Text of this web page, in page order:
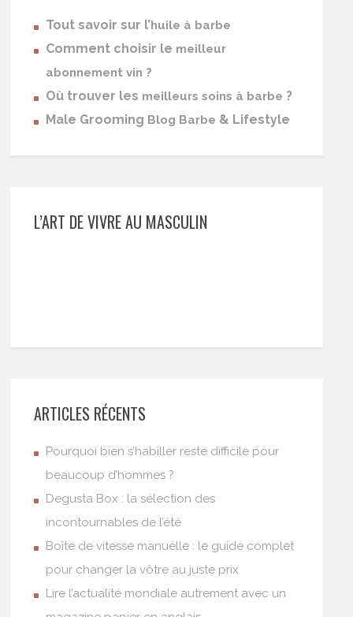
Tout savoir sur l’huile à barbe
Comment choisir le meilleur
abonnement vin ?
Où trouver les meilleurs soins à barbe ?
Male Grooming Blog Barbe & Lifestyle
L’ART DE VIVRE AU MASCULIN
ARTICLES RÉCENTS
Pourquoi bien s’habiller reste difficile pour
beaucoup d’hommes ?
Degusta Box : la sélection des
incontournables de l’été
Boîte de vitesse manuelle : le guide complet
pour changer la vôtre au juste prix
Lire l’actualité mondiale autrement avec un